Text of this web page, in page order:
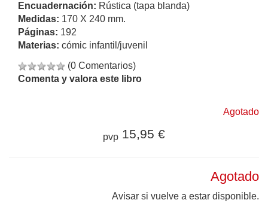
Encuadernación: Rústica (tapa blanda)
Medidas: 170 X 240 mm.
Páginas: 192
Materias: cómic infantil/juvenil
(0 Comentarios)
Comenta y valora este libro
Agotado
pvp 15,95 €
Agotado
Avisar si vuelve a estar disponible.